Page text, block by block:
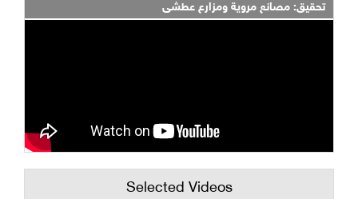
تحقيق: مصانع مروية ومزارع عطشى
Selected Videos